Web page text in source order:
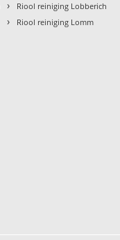
› Riool reiniging Lobberich
› Riool reiniging Lomm